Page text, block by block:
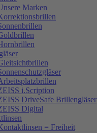
Marken
i.Scription
DriveSafe Brillengläser
Digital
= Freiheit